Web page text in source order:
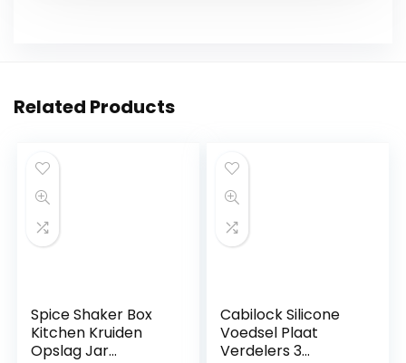
Related Products
Spice Shaker Box
Kitchen Kruiden
Opslag Jar
Cabilock Silicone
Voedsel Plaat
Verdelers 3